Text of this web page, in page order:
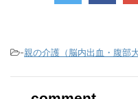
-親の介護（脳内出血・腹部